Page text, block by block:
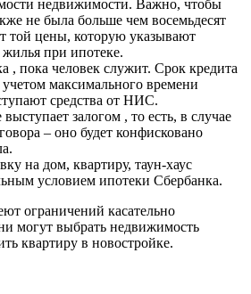
недвижимости. Важно, чтобы
не была больше чем восемьдесят
той цены, которую указывают
при ипотеке.
, пока человек служит. Срок кредита
учетом максимального времени
средства от НИС.
залогом , то есть, в случае
– оно будет конфисковано
на дом, квартиру, таун-хаус
условием ипотеки Сбербанка.
ограничений касательно
могут выбрать недвижимость
квартиру в новостройке.